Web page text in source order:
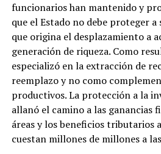
funcionarios han mantenido y
que el Estado no debe proteger
que origina el desplazamiento a
generación de riqueza. Como
especializó en la extracción de
reemplazo y no como
productivos. La protección a la
allanó el camino a las ganancias
áreas y los beneficios tributarios
cuestan millones de millones a